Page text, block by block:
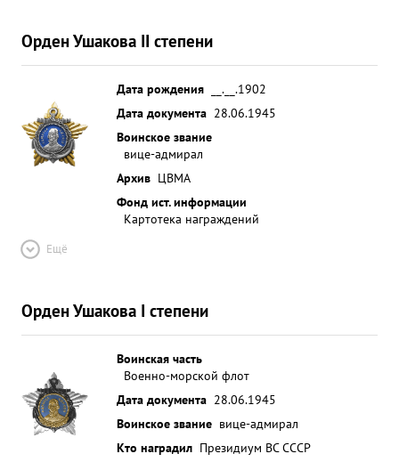
Орден Ушакова II степени
Дата рождения
__.__.1902
Дата документа 28.06.1945
Воинское звание
вице-адмирал
Архив ЦВМА
Фонд ист. информации
Картотека награждений
Ещё
Орден Ушакова I степени
Воинская часть
Военно-морской флот
Дата документа 28.06.1945
Воинское звание вице-адмирал
Кто наградил Президиум ВС СССР